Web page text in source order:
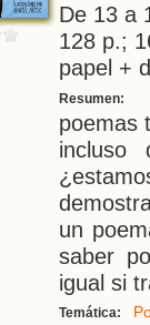
De 13 a
128 p.;
papel +
Resumen:
poemas
incluso
un
saber
igual si
Temática: